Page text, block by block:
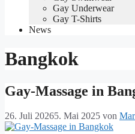
Gay Underwear
Gay T-Shirts
News
Bangkok
Gay-Massage in
26. Juli 20265. Mai 2025 von